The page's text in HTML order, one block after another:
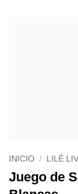
INICIO / LILÉ
Juego de